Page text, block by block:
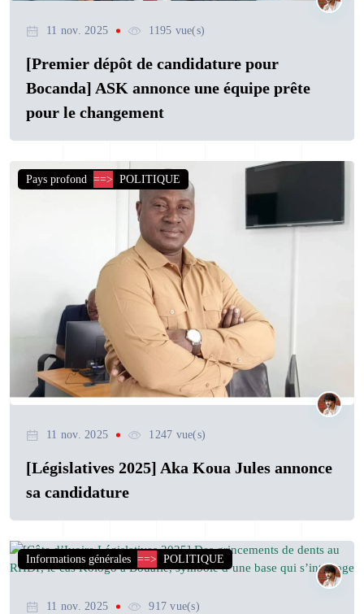
11 nov. 2025 1195 vue(s)
[Premier dépôt de candidature pour
Bocanda] ASK annonce une équipe prête
pour le changement
Pays profond ==> POLITIQUE
11 nov. 2025 1247 vue(s)
[Législatives 2025] Aka Koua Jules annonce
sa candidature
Informations générales ==> POLITIQUE
11 nov. 2025 917 vue(s)